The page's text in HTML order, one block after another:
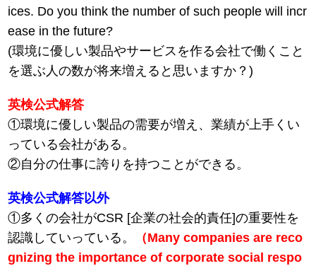
ices. Do you think the number of such people will incr
ease in the future?
(環境に優しい製品やサービスを作る会社で働くこと
を選ぶ人の数が将来増えると思いますか？)
英検公式解答
①環境に優しい製品の需要が増え、業績が上手くい
っている会社がある。
②自分の仕事に誇りを持つことができる。
英検公式解答以外
①多くの会社がCSR [企業の社会的責任]の重要性を
認識していっている。
（Many companies are reco
gnizing the importance of corporate social respo